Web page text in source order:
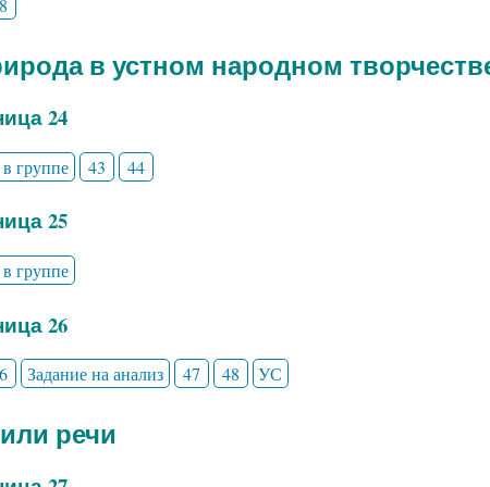
в устном народном
24
группе 43 44
25
группе
26
Задание на анализ 47 48 УС
речи